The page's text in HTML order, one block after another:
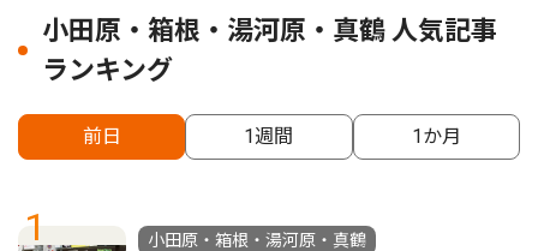
小田原・箱根・湯河原・真鶴 人気記事
ランキング
前日 1週間 1か月
1
小田原・箱根・湯河原・真鶴